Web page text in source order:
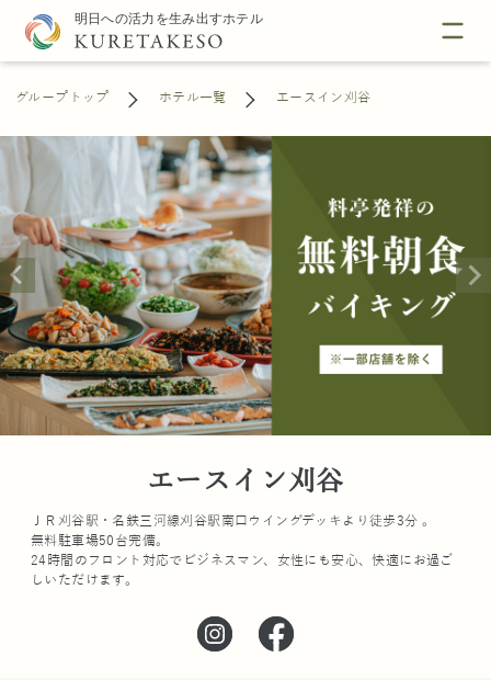
グループトップ ホテル一覧 エースイン刈谷
エースイン刈谷
ＪＲ刈谷駅・名鉄三河線刈谷駅南口ウイングデッキより徒歩3分 。
無料駐車場50台完備。
24時間のフロント対応でビジネスマン、女性にも安心、快適にお過ご
しいただけます。